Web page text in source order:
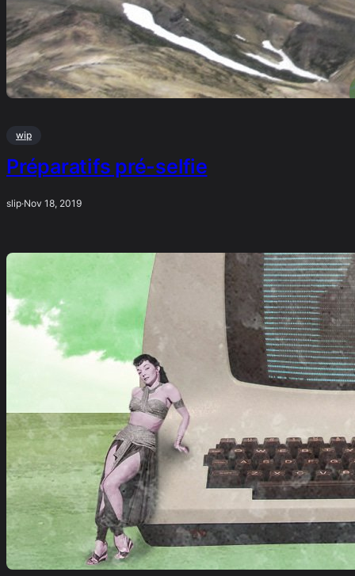
wip
Préparatifs pré-selfie
slip·Nov 18, 2019